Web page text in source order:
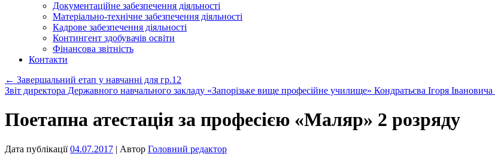
Документаційне забезпечення діяльності
Матеріально-технічне забезпечення діяльності
Кадрове забезпечення діяльності
Контингент здобувачів освіти
Фінансова звітність
Контакти
← Завершальний етап у навчанні для гр.12
Звіт директора Державного навчального закладу «Запорізьке вище професійне училище» Кондратьєва Ігоря
Поетапна атестація за професією «Маляр» 2 розряду
Дата публікації 04.07.2017 | Автор Головний редактор